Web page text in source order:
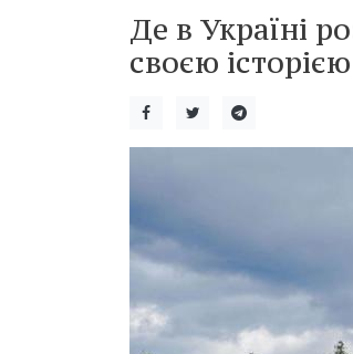
Де в Україні
своєю